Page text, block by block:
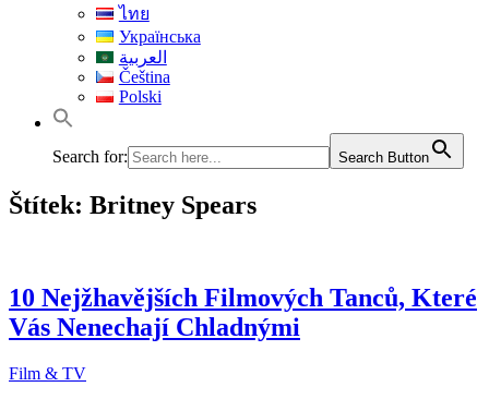
ไทย
Українська
العربية
Čeština
Polski
Search for: Search Button
Štítek: Britney Spears
10 Nejžhavějších Filmových Tanců, Které
Vás Nenechají Chladnými
Film & TV